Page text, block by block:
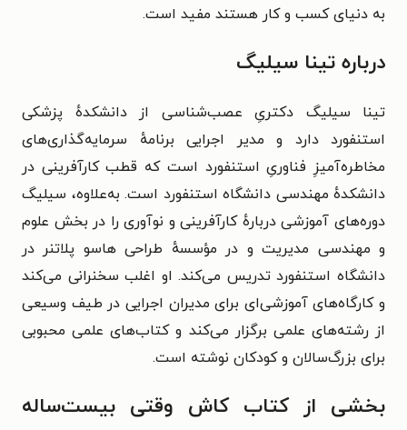
به دنیای کسب و کار هستند مفید است.
درباره تینا سیلیگ
تینا سیلیگ دکتریِ عصب‌شناسی از دانشکدهٔ پزشکی
استنفورد دارد و مدیر اجرایی برنامهٔ سرمایه‌گذاری‌های
مخاطره‌آمیزِ فناوریِ استنفورد است که قطب کارآفرینی در
دانشکدهٔ مهندسی دانشگاه استنفورد است. به‌علاوه، سیلیگ
دوره‌های آموزشی دربارهٔ کارآفرینی و نوآوری را در بخش علوم
و مهندسی مدیریت و در مؤسسهٔ طراحی هاسو پلاتنر در
دانشگاه استنفورد تدریس می‌کند. او اغلب سخنرانی می‌کند
و کارگاه‌های آموزشی‌ای برای مدیران اجرایی در طیف وسیعی
از رشته‌های علمی برگزار می‌کند و کتاب‌های علمی محبوبی
برای بزرگ‌سالان و کودکان نوشته است.
بخشی از کتاب کاش وقتی بیست‌ساله